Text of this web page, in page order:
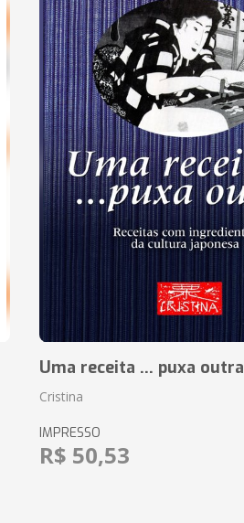
Uma receita ... puxa outra
Cristina
IMPRESSO
R$ 50,53